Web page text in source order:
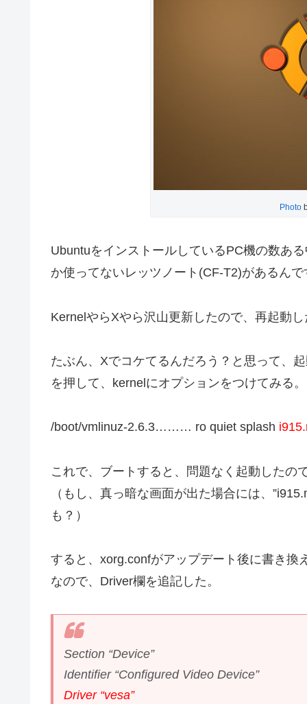
Photo
UbuntuをインストールしているPC機の数あ
か使ってないレッツノート(CF-T2)があるん
KernelやらXやら沢山更新したので、再起動
たぶん、Xでコケてるんだろう？と思って、
を押して、kernelにオプションをつけてみる。
/boot/vmlinuz-2.6.3……… ro quiet splash
これで、ブートすると、問題なく起動したの
（もし、真っ暗な画面が出た場合には、
も？）
すると、xorg.confがアップデート後に書き
なので、Driver欄を追記した。
Section “Device”
Identifier “Configured Video Device”
Driver “vesa”